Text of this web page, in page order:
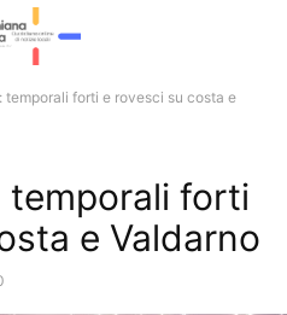
temporali forti e rovesci su costa e
temporali forti
e Valdarno